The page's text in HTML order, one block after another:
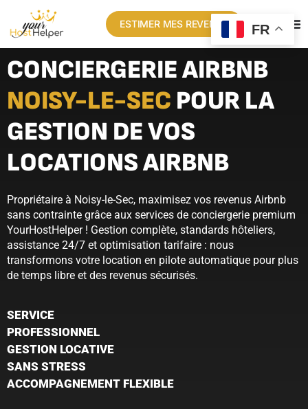
ESTIMER MES REVENUS
CONCIERGERIE AIRBNB
NOISY-LE-SEC POUR LA
GESTION DE VOS
LOCATIONS AIRBNB
Propriétaire à Noisy-le-Sec, maximisez vos revenus Airbnb
sans contrainte grâce aux services de conciergerie premium
YourHostHelper ! Gestion complète, standards hôteliers,
assistance 24/7 et optimisation tarifaire : nous
transformons votre location en pilote automatique pour plus
de temps libre et des revenus sécurisés.
SERVICE
PROFESSIONNEL
GESTION LOCATIVE
SANS STRESS
ACCOMPAGNEMENT FLEXIBLE
FR